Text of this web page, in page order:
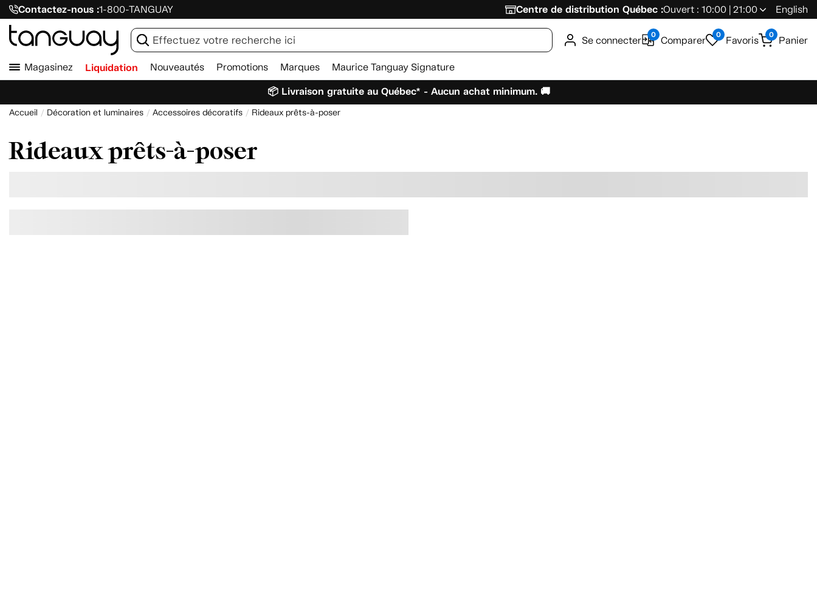
Contactez-nous :1-800-TANGUAY Centre de distribution Québec :Ouvert : 10:00 | 21:00 English
Se connecter 0 Comparer 0 Favoris 0 Panier
Magasinez Liquidation Nouveautés Promotions Marques Maurice Tanguay Signature
📦 Livraison gratuite au Québec* - Aucun achat minimum. 🚚
Accueil Décoration et luminaires Accessoires décoratifs Rideaux prêts-à-poser
Rideaux prêts-à-poser